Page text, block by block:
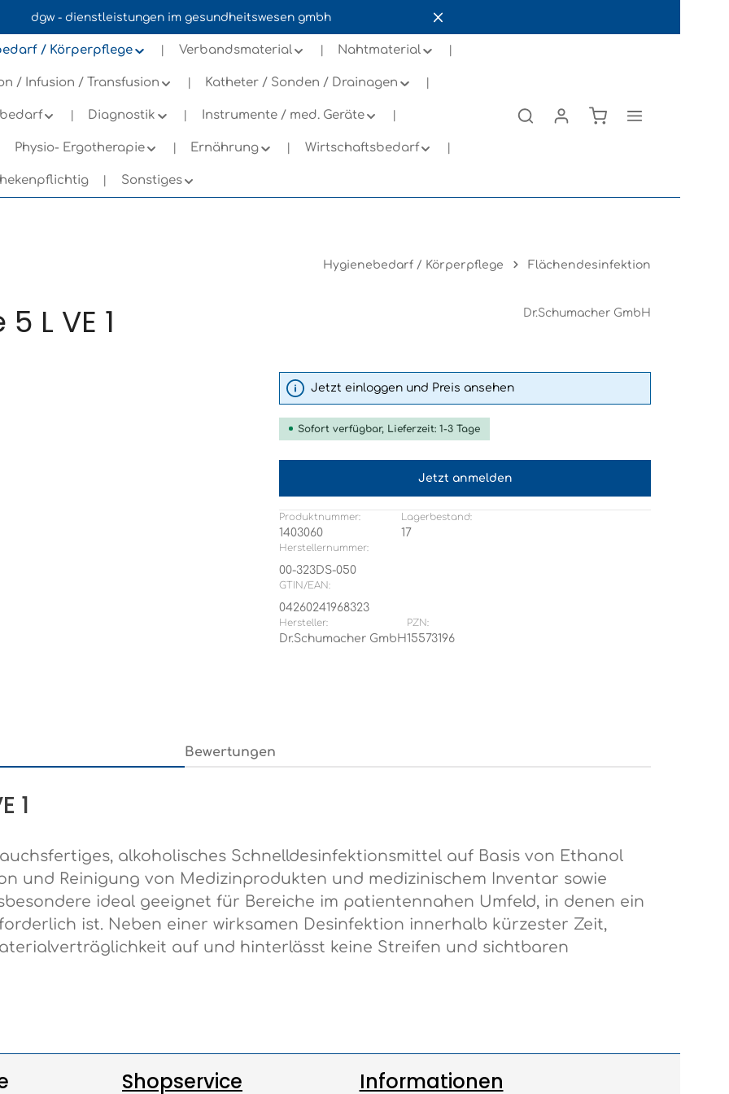
dgw - dienstleistungen im gesundheitswesen gmbh
/ Körperpflege Verbandsmaterial Nahtmaterial
/ Infusion / Transfusion Katheter / Sonden / Drainagen
Diagnostik Instrumente / med. Geräte
Physio- Ergotherapie Ernährung Wirtschaftsbedarf
Sonstiges
Hygienebedarf / Körperpflege Flächendesinfektion
L VE 1 Dr.Schumacher GmbH
Jetzt einloggen und Preis ansehen
Sofort verfügbar, Lieferzeit: 1-3 Tage
Jetzt anmelden
Produktnummer:
1403060
Herstellernummer:
00-323DS-050
GTIN/EAN:
04260241968323
Lagerbestand:
17
Hersteller:
Dr.Schumacher GmbH
PZN:
15573196
Bewertungen
1
alkoholisches Schnelldesinfektionsmittel auf Basis von Ethanol
und Reinigung von Medizinprodukten und medizinischem Inventar sowie
ideal geeignet für Bereiche im patientennahen Umfeld, in denen ein
ist. Neben einer wirksamen Desinfektion innerhalb kürzester Zeit,
auf und hinterlässt keine Streifen und sichtbaren
Shopservice Informationen